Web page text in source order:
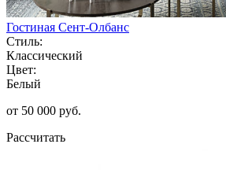
Гостиная Сент-Олбанс
Стиль:
Классический
Цвет:
Белый
от 50 000 руб.
Рассчитать